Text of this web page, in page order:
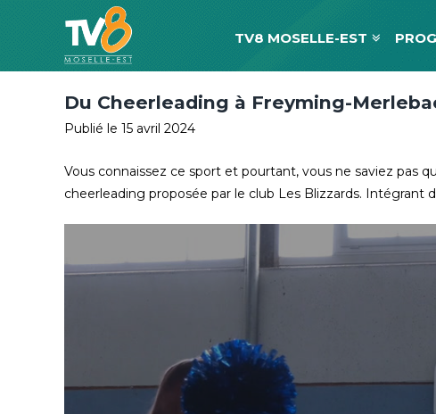
TV8 MOSELLE-EST
Du Cheerleading à Freyming-
Publié le 15 avril 2024
Vous connaissez ce sport et pourtant, vous ne saviez pas
cheerleading proposée par le club Les Blizzards.